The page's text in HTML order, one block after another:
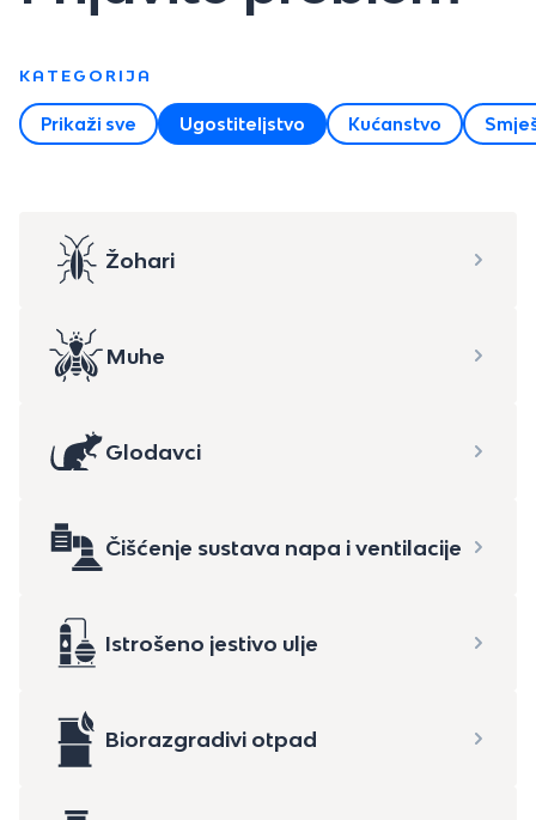
KATEGORIJA
Prikaži sve Ugostiteljstvo Kućanstvo
Žohari
Muhe
Glodavci
Čišćenje sustava napa i ventilacije
Istrošeno jestivo ulje
Biorazgradivi otpad